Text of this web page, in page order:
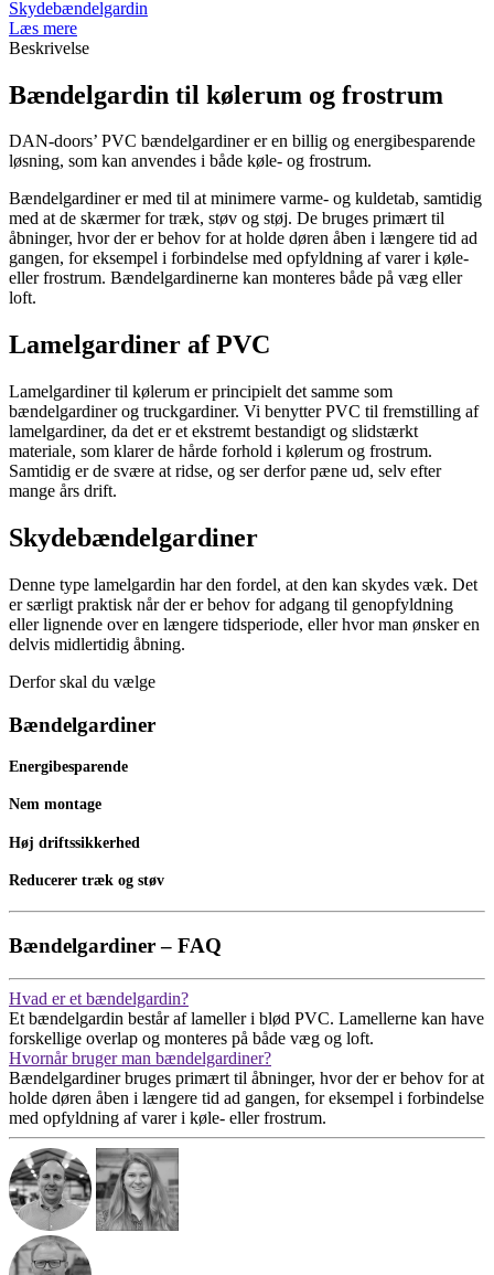
Skydebændelgardin
Læs mere
Beskrivelse
Bændelgardin til kølerum og frostrum
DAN-doors’ PVC bændelgardiner er en billig og energibesparende
løsning, som kan anvendes i både køle- og frostrum.
Bændelgardiner er med til at minimere varme- og kuldetab, samtidig
med at de skærmer for træk, støv og støj. De bruges primært til
åbninger, hvor der er behov for at holde døren åben i længere tid ad
gangen, for eksempel i forbindelse med opfyldning af varer i køle-
eller frostrum. Bændelgardinerne kan monteres både på væg eller
loft.
Lamelgardiner af PVC
Lamelgardiner til kølerum er principielt det samme som
bændelgardiner og truckgardiner. Vi benytter PVC til fremstilling af
lamelgardiner, da det er et ekstremt bestandigt og slidstærkt
materiale, som klarer de hårde forhold i kølerum og frostrum.
Samtidig er de svære at ridse, og ser derfor pæne ud, selv efter
mange års drift.
Skydebændelgardiner
Denne type lamelgardin har den fordel, at den kan skydes væk. Det
er særligt praktisk når der er behov for adgang til genopfyldning
eller lignende over en længere tidsperiode, eller hvor man ønsker en
delvis midlertidig åbning.
Derfor skal du vælge
Bændelgardiner
Energibesparende
Nem montage
Høj driftssikkerhed
Reducerer træk og støv
Bændelgardiner – FAQ
Hvad er et bændelgardin?
Et bændelgardin består af lameller i blød PVC. Lamellerne kan have
forskellige overlap og monteres på både væg og loft.
Hvornår bruger man bændelgardiner?
Bændelgardiner bruges primært til åbninger, hvor der er behov for at
holde døren åben i længere tid ad gangen, for eksempel i forbindelse
med opfyldning af varer i køle- eller frostrum.